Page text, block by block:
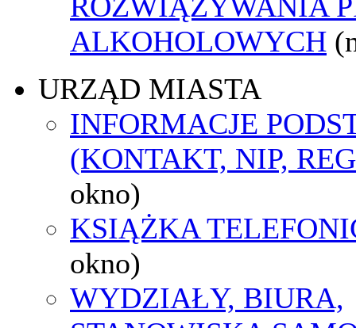
ALKOHOLOWYCH
URZĄD MIASTA
INFORMACJE
(KONTAKT, NIP,
okno)
KSIĄŻKA
okno)
WYDZIAŁY, BIURA,